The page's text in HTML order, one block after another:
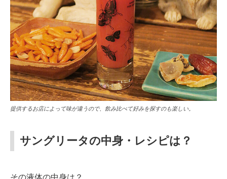
提供するお店によって味が違うので、飲み比べて好みを探すのも楽しい。
サングリータの中身・レシピは？
その液体の中身は？